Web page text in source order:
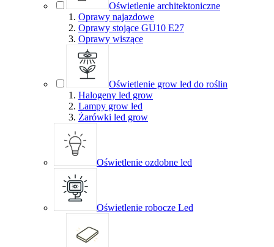
Oświetlenie architektoniczne
Oprawy najazdowe
Oprawy stojące GU10 E27
Oprawy wiszące
Oświetlenie grow led do roślin
Halogeny led grow
Lampy grow led
Żarówki led grow
Oświetlenie ozdobne led
Oświetlenie robocze Led